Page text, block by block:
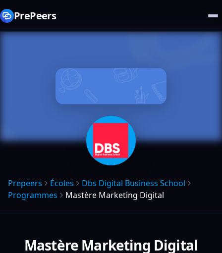
PrePeers
Prepeers Écoles
Dbs Digital Business School
Programmes
Mastère Marketing Digital
Mastère Marketing Digital